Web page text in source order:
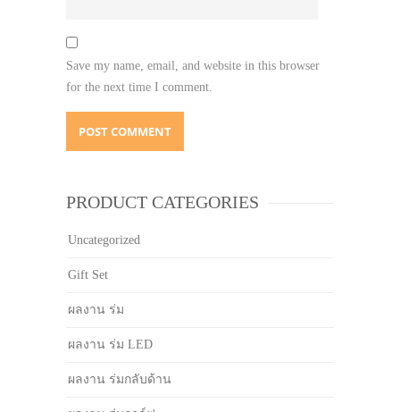
Save my name, email, and website in this browser
for the next time I comment.
PRODUCT CATEGORIES
Uncategorized
Gift Set
ผลงาน ร่ม
ผลงาน ร่ม LED
ผลงาน ร่มกลับด้าน